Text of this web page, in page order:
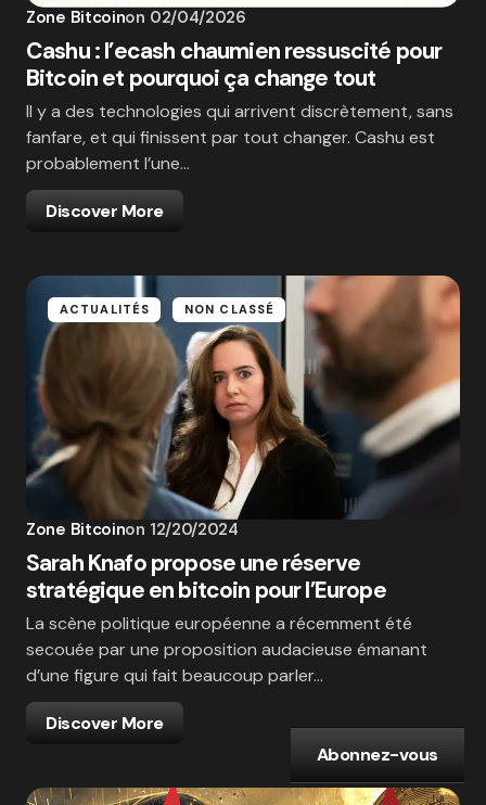
Zone Bitcoinon 02/04/2026
Cashu : l’ecash chaumien ressuscité pour
Bitcoin et pourquoi ça change tout
Il y a des technologies qui arrivent discrètement, sans
fanfare, et qui finissent par tout changer. Cashu est
probablement l’une…
Discover More
ACTUALITÉS NON CLASSÉ
Zone Bitcoinon 12/20/2024
Sarah Knafo propose une réserve
stratégique en bitcoin pour l’Europe
La scène politique européenne a récemment été
secouée par une proposition audacieuse émanant
d’une figure qui fait beaucoup parler…
Discover More
Abonnez-vous